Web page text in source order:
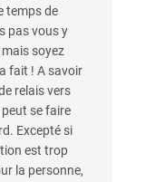
temps de
pas vous y
soyez
fait ! A savoir
relais vers
se faire
Excepté si
est trop
la personne,